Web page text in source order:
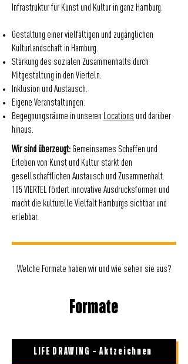
Infrastruktur für Kunst und Kultur in ganz Hamburg.
Gestaltung einer vielfältigen und zugänglichen
Kulturlandschaft in Hamburg.
Stärkung des sozialen Zusammenhalts durch
Mitgestaltung in den Vierteln.
Inklusion und Austausch.
Eigene Veranstaltungen.
Begegnungsräume in unseren Locations und darüber
hinaus.
Wir sind überzeugt: Gemeinsames Schaffen und
Erleben von Kunst und Kultur stärkt den
gesellschaftlichen Austausch und Zusammenhalt.
105 VIERTEL fördert innovative Ausdrucksformen und
macht die kulturelle Vielfalt Hamburgs sichtbar und
erlebbar.
Welche Formate haben wir und wie sehen sie aus?
Formate
LIFE DRAWING – Aktzeichnen